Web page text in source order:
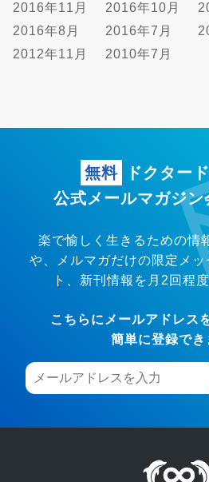
2016年11月
2016年10月
2016年8月
2016年7月
2012年11月
2010年7月
無料
ドクター
公式メールマガジ
楽で愉しく生きるための情
や、メルマガだけの限定メッ
ト、新刊情報を月2回程
こちらにメールアドレス
簡単に登録でき